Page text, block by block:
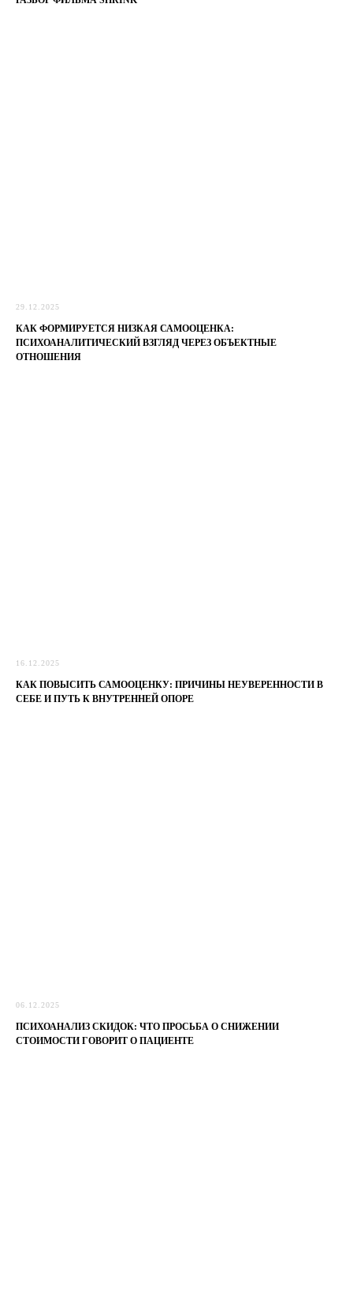
29.12.2025
КАК ФОРМИРУЕТСЯ НИЗКАЯ САМООЦЕНКА:
ПСИХОАНАЛИТИЧЕСКИЙ ВЗГЛЯД ЧЕРЕЗ ОБЪЕКТНЫЕ
ОТНОШЕНИЯ
16.12.2025
КАК ПОВЫСИТЬ САМООЦЕНКУ: ПРИЧИНЫ НЕУВЕРЕННОСТИ В
СЕБЕ И ПУТЬ К ВНУТРЕННЕЙ ОПОРЕ
06.12.2025
ПСИХОАНАЛИЗ СКИДОК: ЧТО ПРОСЬБА О СНИЖЕНИИ
СТОИМОСТИ ГОВОРИТ О ПАЦИЕНТЕ